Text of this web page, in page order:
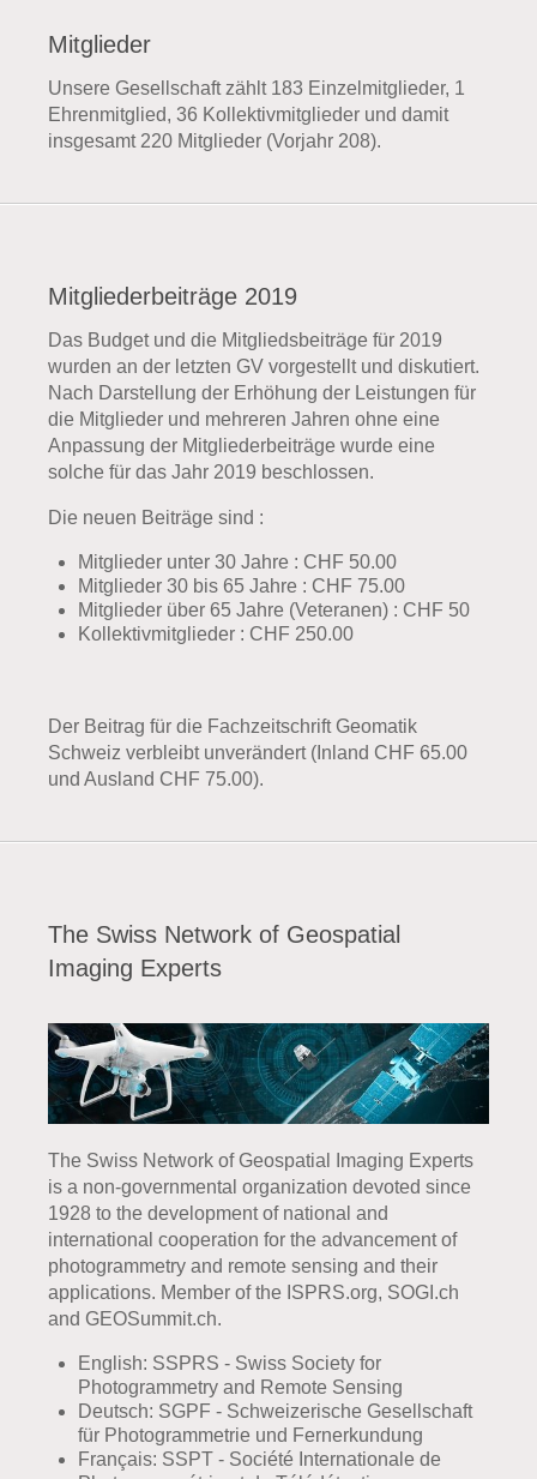
Mitglieder
Unsere Gesellschaft zählt 183 Einzelmitglieder, 1
Ehrenmitglied, 36 Kollektivmitglieder und damit
insgesamt 220 Mitglieder (Vorjahr 208).
Mitgliederbeiträge 2019
Das Budget und die Mitgliedsbeiträge für 2019
wurden an der letzten GV vorgestellt und diskutiert.
Nach Darstellung der Erhöhung der Leistungen für
die Mitglieder und mehreren Jahren ohne eine
Anpassung der Mitgliederbeiträge wurde eine
solche für das Jahr 2019 beschlossen.
Die neuen Beiträge sind :
Mitglieder unter 30 Jahre : CHF 50.00
Mitglieder 30 bis 65 Jahre : CHF 75.00
Mitglieder über 65 Jahre (Veteranen) : CHF 50
Kollektivmitglieder : CHF 250.00
Der Beitrag für die Fachzeitschrift Geomatik
Schweiz verbleibt unverändert (Inland CHF 65.00
und Ausland CHF 75.00).
The Swiss Network of Geospatial
Imaging Experts
The Swiss Network of Geospatial Imaging Experts
is a non-governmental organization devoted since
1928 to the development of national and
international cooperation for the advancement of
photogrammetry and remote sensing and their
applications. Member of the ISPRS.org, SOGI.ch
and GEOSummit.ch.
English: SSPRS - Swiss Society for
Photogrammetry and Remote Sensing
Deutsch: SGPF - Schweizerische Gesellschaft
für Photogrammetrie und Fernerkundung
Français: SSPT - Société Internationale de